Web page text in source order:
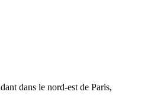
dans le nord-est de Paris,